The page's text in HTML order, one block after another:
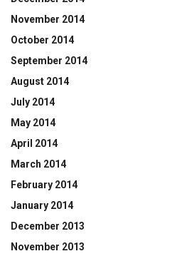
November 2014
October 2014
September 2014
August 2014
July 2014
May 2014
April 2014
March 2014
February 2014
January 2014
December 2013
November 2013